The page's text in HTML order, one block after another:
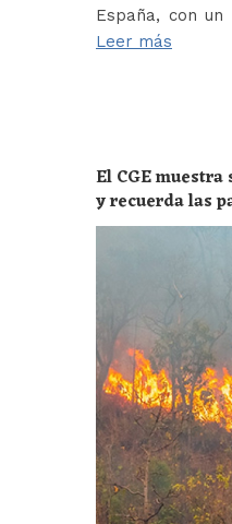
España, con
Leer más
El CGE
y recuerda las